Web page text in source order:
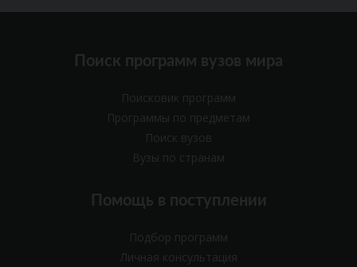
Поиск программ вузов мира
Поисковик программ
Программы по предметам
Поиск вузов
Вузы по странам
Помощь в поступлении
Подбор программ
Личная консультация